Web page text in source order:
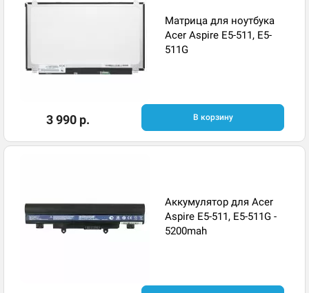
Матрица для ноутбука
Acer Aspire E5-511, E5-
511G
3 990 р. В корзину
Аккумулятор для Acer
Aspire E5-511, E5-511G -
5200mah